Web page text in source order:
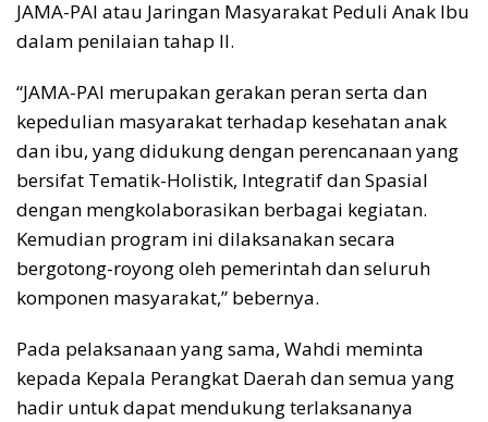
JAMA-PAI atau Jaringan Masyarakat Peduli Anak Ibu
dalam penilaian tahap II.
“JAMA-PAI merupakan gerakan peran serta dan
kepedulian masyarakat terhadap kesehatan anak
dan ibu, yang didukung dengan perencanaan yang
bersifat Tematik-Holistik, Integratif dan Spasial
dengan mengkolaborasikan berbagai kegiatan.
Kemudian program ini dilaksanakan secara
bergotong-royong oleh pemerintah dan seluruh
komponen masyarakat,” bebernya.
Pada pelaksanaan yang sama, Wahdi meminta
kepada Kepala Perangkat Daerah dan semua yang
hadir untuk dapat mendukung terlaksananya